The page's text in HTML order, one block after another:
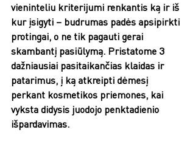
vieninteliu kriterijumi renkantis ką ir iš
kur įsigyti – budrumas padės apsipirkti
protingai, o ne tik pagauti gerai
skambantį pasiūlymą. Pristatome 3
dažniausiai pasitaikančias klaidas ir
patarimus, į ką atkreipti dėmesį
perkant kosmetikos priemones, kai
vyksta didysis juodojo penktadienio
išpardavimas.